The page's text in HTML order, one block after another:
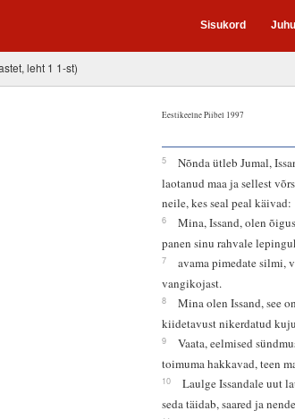
Sisukord
leht 1 1-st)
Eestikeelne Piibel 1997
5
Nõnda ütleb Jumal,
laotanud maa ja sellest
neile, kes seal peal käivad:
6
Mina, Issand, olen
panen sinu rahvale
7
avama pimedate silmi,
vangikojast.
8
Mina olen Issand, see
kiidetavust nikerdatud
9
Vaata, eelmised
toimuma hakkavad, teen
10
Laulge Issandale uut
seda täidab, saared ja